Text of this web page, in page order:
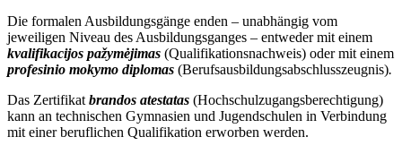
Die formalen Ausbildungsgänge enden – unabhängig vom
jeweiligen Niveau des Ausbildungsganges – entweder mit einem
kvalifikacijos pažymėjimas (Qualifikationsnachweis) oder mit einem
profesinio mokymo diplomas (Berufsausbildungsabschlusszeugnis).
Das Zertifikat brandos atestatas (Hochschulzugangsberechtigung)
kann an technischen Gymnasien und Jugendschulen in Verbindung
mit einer beruflichen Qualifikation erworben werden.